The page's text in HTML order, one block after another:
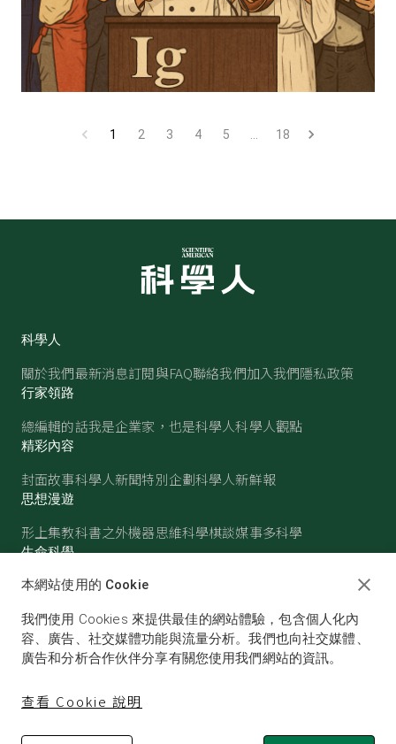
1 2 3 4 5 … 18
科學人
關於我們最新消息訂閱與FAQ聯絡我們加入我們隱私政策
行家領路
總編輯的話我是企業家，也是科學人科學人觀點
精彩內容
封面故事科學人新聞特別企劃科學人新鮮報
思想漫遊
形上集教科書之外機器思維科學棋談媒事多科學
生命科學
醫學古生物心理學生態學
物理 化學地球科學天文
本網站使用的 Cookie
我們使用 Cookies 來提供最佳的網站體驗，包含個人化內
容、廣告、社交媒體功能與流量分析。我們也向社交媒體、
廣告和分析合作伙伴分享有關您使用我們網站的資訊。
查看 Cookie 說明